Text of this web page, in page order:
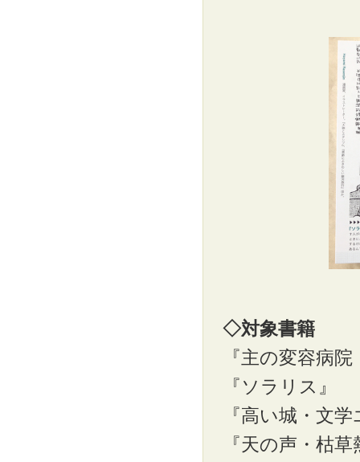
◇対象書籍
『主の変容病
『ソラリス』
『高い城・文
『天の声・枯草